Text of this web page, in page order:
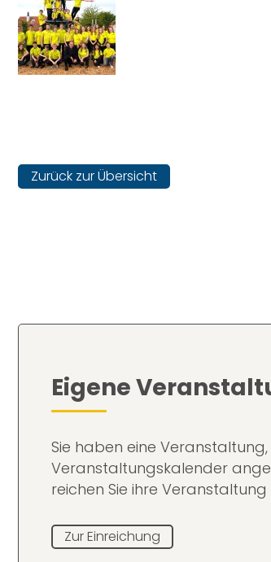
Zurück zur Übersicht
Eigene
Sie haben eine
Veranstaltungskalender
reichen Sie ihre Veranstaltung
Zur Einreichung